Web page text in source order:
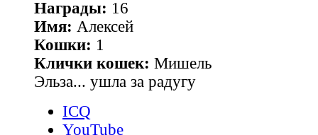
Награды: 16
Имя: Алексей
Кошки: 1
Клички кошек: Мишель
Эльза... ушла за радугу
ICQ
YouTube